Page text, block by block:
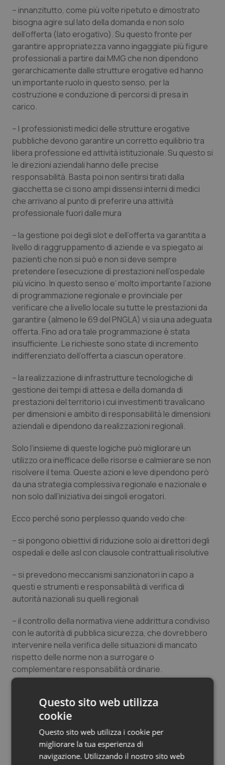
Lombardia
Marche
Molise
Piemonte
Provincia Autonoma di Bolzano
Provincia Autonoma di Trento
Puglia
Sardegna
Sicilia
Toscana
Umbria
Valle D’Aosta
Veneto
Dolore
Donna & Salute
Epatiti
HIV
Infezioni & Febbre
Ipertensione & Scompenso
Malattie rare
Malattia di Crohn & Rettocolite Ulcerosa
Neuroscienze & patologie neurodegenerative
Obesità
Oftalmologia
Oncodermatologia
Oncoematologia
Psoriasi & pelle
Quotidiano Cardiologia
Quotidiano Chirurgia
Quotidiano Oncologia
Quotidiano Pediatria
Rene & patologie urogenitali
Salute orale & impianti
Sangue & coagulazione
Tiroide
Tumore al seno
Tumore ovarico
Tumori gastrointestinali
Ulcera & Reflusso
Vaccini
– innanzitutto, come più volte ripetuto e dimostrato
bisogna agire sul lato della domanda e non solo
dell’offerta (lato erogativo). Su questo fronte per
garantire appropriatezza vanno ingaggiate più figure
professionali a partire dai MMG che non dipendono
gerarchicamente dalle strutture erogative ed hanno
un importante ruolo in questo senso, per la
costruzione e conduzione di percorsi di presa in
carico.
– I professionisti medici delle strutture erogative
pubbliche devono garantire un corretto equilibrio tra
libera professione ed attività istituzionale. Su questo si
le direzioni aziendali hanno delle precise
responsabilità. Basta poi non sentirsi tirati dalla
giacchetta se ci sono ampi dissensi interni di medici
che arrivano al punto di preferire una attività
professionale fuori dalle mura
– la gestione poi degli slot e dell’offerta va garantita a
livello di raggruppamento di aziende e va spiegato ai
pazienti che non si può e non si deve sempre
pretendere l’esecuzione di prestazioni nell’ospedale
più vicino. In questo senso e’ molto importante l’azione
di programmazione regionale e provinciale per
verificare che a livello locale su tutte le prestazioni da
garantire (almeno le 69 del PNGLA) vi sia una adeguata
offerta. Fino ad ora tale programmazione è stata
insufficiente. Le richieste sono state di incremento
indifferenziato dell’offerta a ciascun operatore.
– la realizzazione di infrastrutture tecnologiche di
gestione dei tempi di attesa e della domanda di
prestazioni del territorio i cui investimenti travalicano
per dimensioni e ambito di responsabilità le dimensioni
aziendali e dipendono da realizzazioni regionali.
Solo l’insieme di queste logiche può migliorare un
utilizzo ora inefficace delle risorse e calmierare se non
risolvere il tema. Queste azioni e leve dipendono però
da una strategia complessiva regionale e nazionale e
non solo dall’iniziativa dei singoli erogatori.
Ecco perché sono perplesso quando vedo che:
– si pongono obiettivi di riduzione solo ai direttori degli
ospedali e delle asl con clausole contrattuali risolutive
– si prevedono meccanismi sanzionatori in capo a
questi e strumenti e responsabilità di verifica di
autorità nazionali su quelli regionali
– il controllo della normativa viene addirittura condiviso
con le autorità di pubblica sicurezza, che dovrebbero
intervenire nella verifica delle situazioni di mancato
rispetto delle norme non a surrogare o
complementare responsabilità ordinarie.
compreso che il fenomeno delle liste di attesa non si
affronta con meccanismi di repressione e ritorsione
ma con un lavoro organizzativo a più livelli che
necessita di una forte strategia regionale
multidimensionale.
Questo sito web utilizza
cookie
Questo sito web utilizza i cookie per
migliorare la tua esperienza di
navigazione. Utilizzando il nostro sito web